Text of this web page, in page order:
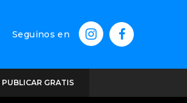
Seguinos en
PUBLICAR GRATIS